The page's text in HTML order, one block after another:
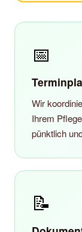
📅
Wir
Ihrem
pünktlich
📝